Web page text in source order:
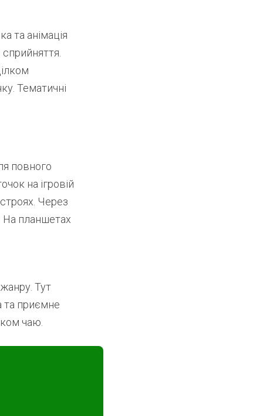
та анімація
Тематичні
повного
на ігровій
Через
планшетах
Тут
та приємне
чаю.